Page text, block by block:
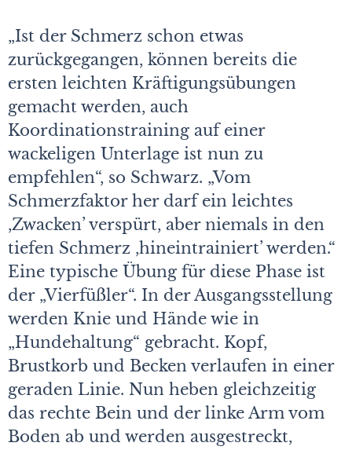
„Ist der Schmerz schon etwas
zurückgegangen, können bereits die
ersten leichten Kräftigungsübungen
gemacht werden, auch
Koordinationstraining auf einer
wackeligen Unterlage ist nun zu
empfehlen“, so Schwarz. „Vom
Schmerzfaktor her darf ein leichtes
,Zwacken’ verspürt, aber niemals in den
tiefen Schmerz ,hineintrainiert’ werden.“
Eine typische Übung für diese Phase ist
der „Vierfüßler“. In der Ausgangsstellung
werden Knie und Hände wie in
„Hundehaltung“ gebracht. Kopf,
Brustkorb und Becken verlaufen in einer
geraden Linie. Nun heben gleichzeitig
das rechte Bein und der linke Arm vom
Boden ab und werden ausgestreckt,